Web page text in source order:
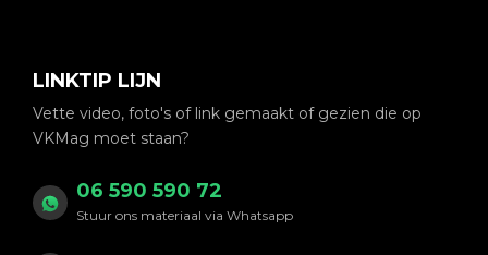
LINKTIP LIJN
Vette video, foto's of link gemaakt of gezien die op
VKMag moet staan?
06 590 590 72
Stuur ons materiaal via Whatsapp